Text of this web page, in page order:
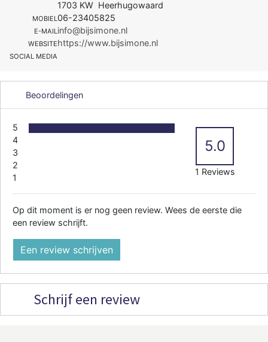
1703 KW Heerhugowaard
MOBIEL06-23405825
E-MAILinfo@bijsimone.nl
WEBSITEhttps://www.bijsimone.nl
SOCIAL MEDIA
Beoordelingen
5
4
3
2
1
5.0
1 Reviews
Op dit moment is er nog geen review. Wees de eerste die
een review schrijft.
Een review schrijven
Schrijf een review